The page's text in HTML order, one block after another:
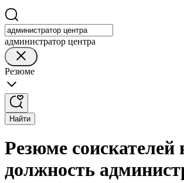
администратор центра
Резюме
Найти
Резюме соискателей
должность